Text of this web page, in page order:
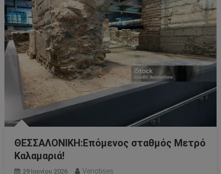
ΘΕΣΣΑΛΟΝΙΚΗ:Επόμενος σταθμός Μετρό
Καλαμαριά!
29 Ιουνίου 2026 Veriotises